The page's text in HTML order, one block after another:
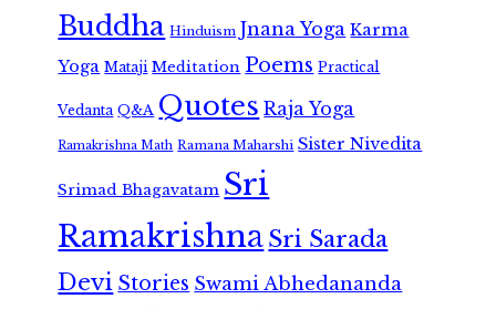
Buddha Hinduism Jnana Yoga Karma
Yoga Mataji Meditation Poems Practical
Vedanta Q&A Quotes Raja Yoga
Ramakrishna Math Ramana Maharshi Sister Nivedita
Srimad Bhagavatam Sri
RamakrishnaSri Sarada
Devi Stories Swami Abhedananda